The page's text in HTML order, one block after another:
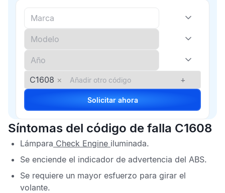
C1608 × +
Solicitar ahora
Síntomas del código de falla C1608
Lámpara Check Engine iluminada.
Se enciende el indicador de advertencia del ABS.
Se requiere un mayor esfuerzo para girar el
volante.